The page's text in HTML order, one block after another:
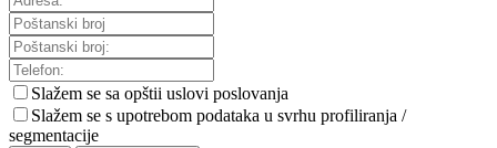
Slažem se sa opštii uslovi poslovanja
Slažem se s upotrebom podataka u svrhu profiliranja /
segmentacije